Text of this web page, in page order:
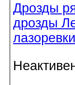
Дрозды
дрозды